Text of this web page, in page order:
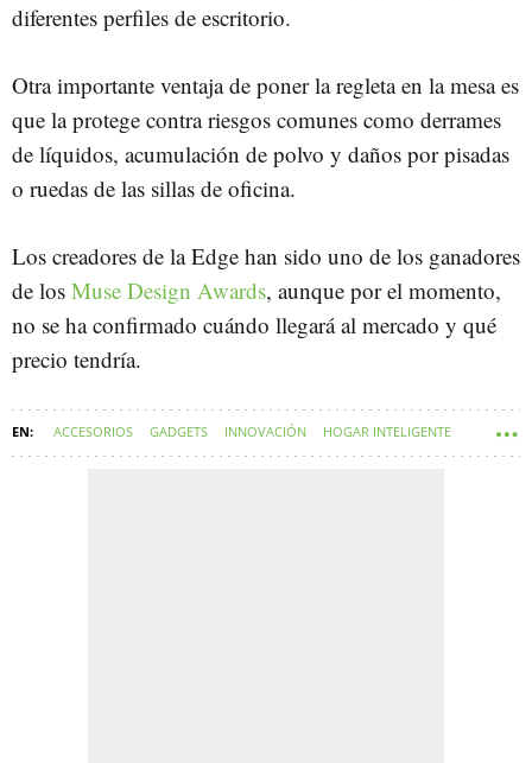
diferentes perfiles de escritorio.
Otra importante ventaja de poner la regleta en la mesa es
que la protege contra riesgos comunes como derrames
de líquidos, acumulación de polvo y daños por pisadas
o ruedas de las sillas de oficina.
Los creadores de la Edge han sido uno de los ganadores
de los Muse Design Awards, aunque por el momento,
no se ha confirmado cuándo llegará al mercado y qué
precio tendría.
ACCESORIOS GADGETS INNOVACIÓN HOGAR INTELIGENTE